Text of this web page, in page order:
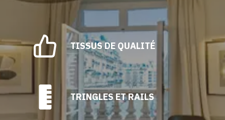
TISSUS DE QUALITÉ
TRINGLES ET RAILS